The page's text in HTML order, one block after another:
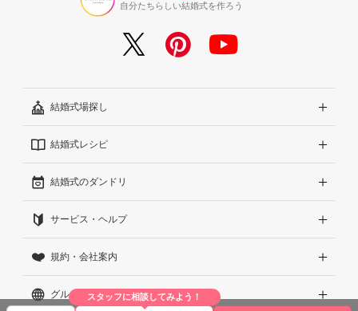
スタッフに相談してみよう！
自分たちらしい結婚式を作ろう
結婚式場探し
エリアから探す
こだわりから探す
雰囲気から探す
見積りから探す
ランキングから探す
結婚式レシピ
結婚式準備レポート『ハナレポ』
結婚式当日の動画『ムビレポ』
結婚式のダンドリ
結婚準備ガイド
Wedding Park Magazine
結婚お悩みQ&A
サービス・ヘルプ
サイトコンセプト
はじめての方へ
規約・会社案内
利用規約
グループサイト